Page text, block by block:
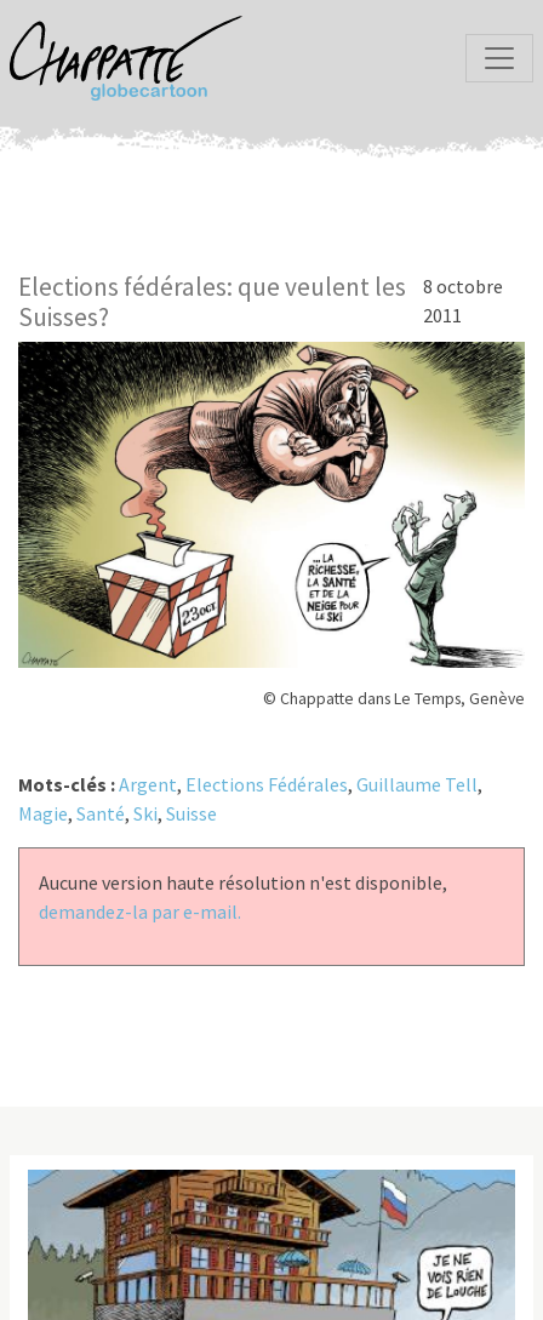
Elections fédérales: que veulent les
Suisses?
8 octobre
2011
© Chappatte dans Le Temps, Genève
Mots-clés :Argent, Elections Fédérales, Guillaume Tell,
Magie, Santé, Ski, Suisse
Aucune version haute résolution n'est disponible,
demandez-la par e-mail.